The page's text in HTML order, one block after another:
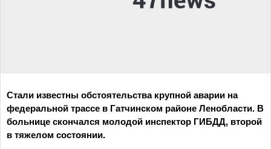
Стали известны обстоятельства крупной аварии на
федеральной трассе в Гатчинском районе Ленобласти. В
больнице скончался молодой инспектор ГИБДД, второй
в тяжелом состоянии.